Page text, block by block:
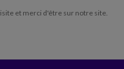
et merci d'être sur notre site.